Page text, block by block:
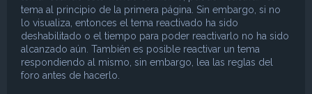
tema al principio de la primera página. Sin embargo, si no
lo visualiza, entonces el tema reactivado ha sido
deshabilitado o el tiempo para poder reactivarlo no ha sido
alcanzado aún. También es posible reactivar un tema
respondiendo al mismo, sin embargo, lea las reglas del
foro antes de hacerlo.